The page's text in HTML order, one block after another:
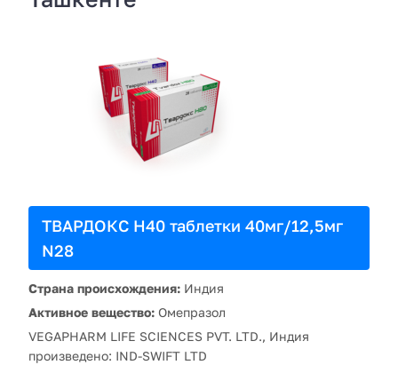
ТВАРДОКС Н40 таблетки 40мг/12,5мг
N28
Страна происхождения: Индия
Активное вещество: Омепразол
VEGAPHARM LIFE SCIENCES PVT. LTD., Индия
произведено: IND-SWIFT LTD